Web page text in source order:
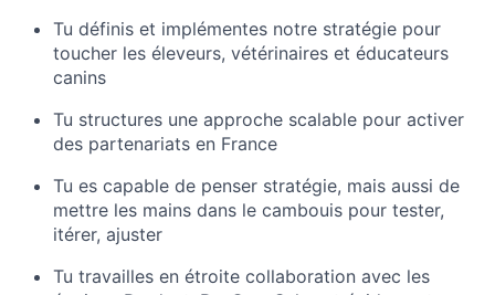
Tu définis et implémentes notre stratégie pour
toucher les éleveurs, vétérinaires et éducateurs
canins
Tu structures une approche scalable pour activer
des partenariats en France
Tu es capable de penser stratégie, mais aussi de
mettre les mains dans le cambouis pour tester,
itérer, ajuster
Tu travailles en étroite collaboration avec les